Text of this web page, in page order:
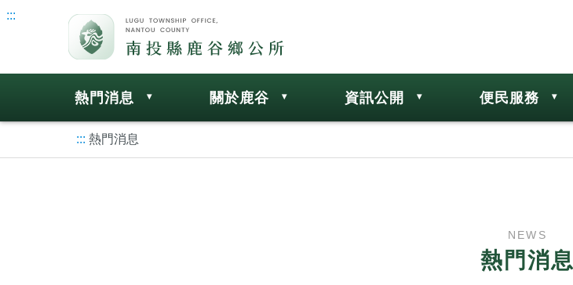
:::
熱門消息 關於鹿谷 資訊公開 便民服務
::: 熱門消息
NEWS
熱門消息